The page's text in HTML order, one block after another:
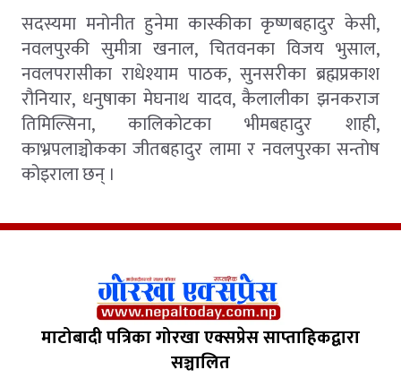
सदस्यमा मनोनीत हुनेमा कास्कीका कृष्णबहादुर केसी,
नवलपुरकी सुमीत्रा खनाल, चितवनका विजय भुसाल,
नवलपरासीका राधेश्याम पाठक, सुनसरीका ब्रह्मप्रकाश
रौनियार, धनुषाका मेघनाथ यादव, कैलालीका झनकराज
तिमिल्सिना, कालिकोटका भीमबहादुर शाही,
काभ्रपलाञ्चोकका जीतबहादुर लामा र नवलपुरका सन्तोष
कोइराला छन् ।
माटोबादी पत्रिका गोरखा एक्सप्रेस साप्ताहिकद्वारा
सञ्चालित